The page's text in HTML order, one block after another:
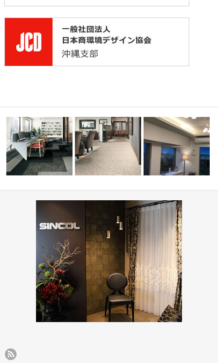
病院・医療施設(コーディネーミルコマンション沖縄市
ランパーク …